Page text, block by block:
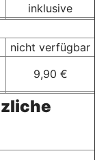
inklusive
nicht verfügbar
9,90 €